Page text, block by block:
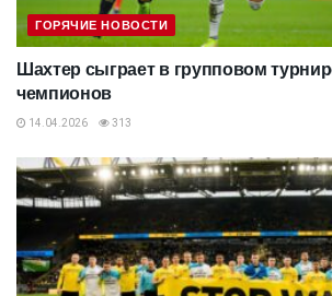
ГОРЯЧИЕ НОВОСТИ
Шахтер сыграет в групповом
чемпионов
14.04.2026 313